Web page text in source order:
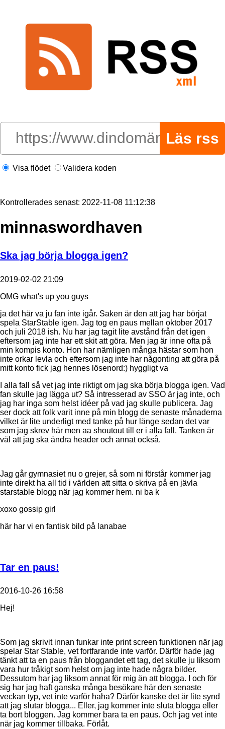
Visa flödet Validera koden
Kontrollerades senast: 2022-11-08 11:12:38
minnaswordhaven
Ska jag börja blogga igen?
2019-02-02 21:09
OMG what's up you guys
ja det här va ju fan inte igår. Saken är den att jag har börjat
spela StarStable igen. Jag tog en paus mellan oktober 2017
och juli 2018 ish. Nu har jag tagit lite avstånd från det igen
eftersom jag inte har ett skit att göra. Men jag är inne ofta på
min kompis konto. Hon har nämligen många hästar som hon
inte orkar levla och eftersom jag inte har någonting att göra på
mitt konto fick jag hennes lösenord:) hyggligt va
I alla fall så vet jag inte riktigt om jag ska börja blogga igen. Vad
fan skulle jag lägga ut? Så intresserad av SSO är jag inte, och
jag har inga som helst idéer på vad jag skulle publicera. Jag
ser dock att folk varit inne på min blogg de senaste månaderna
vilket är lite underligt med tanke på hur länge sedan det var
som jag skrev här men aa shoutout till er i alla fall. Tanken är
väl att jag ska ändra header och annat också.
Jag går gymnasiet nu o grejer, så som ni förstår kommer jag
inte direkt ha all tid i världen att sitta o skriva på en jävla
starstable blogg när jag kommer hem. ni ba k
xoxo gossip girl
här har vi en fantisk bild på lanabae
Tar en paus!
2016-10-26 16:58
Hej!
Som jag skrivit innan funkar inte print screen funktionen när jag
spelar Star Stable, vet fortfarande inte varför. Därför hade jag
tänkt att ta en paus från bloggandet ett tag, det skulle ju liksom
vara hur tråkigt som helst om jag inte hade några bilder.
Dessutom har jag liksom annat för mig än att blogga. I och för
sig har jag haft ganska många besökare här den senaste
veckan typ, vet inte varför haha? Därför kanske det är lite synd
att jag slutar blogga... Eller, jag kommer inte sluta blogga eller
ta bort bloggen. Jag kommer bara ta en paus. Och jag vet inte
när jag kommer tillbaka. Förlåt.